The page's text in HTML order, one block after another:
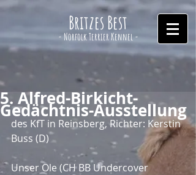
Britzes Best
- Norfolk Terrier Kennel -
5. Alfred-Birkicht-
Gedächtnis-Ausstellung
des KfT in Reinsberg, Richter: Kerstin
Buss (D)
Unser Ole (CH BB Undercover